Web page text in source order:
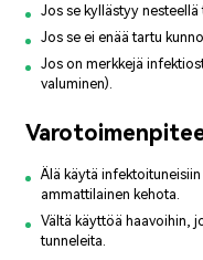
Jos se kyllästyy nesteellä
Jos se ei enää tartu
Jos on merkkejä
valuminen).
Älä käytä
ammattilainen kehota.
Vältä käyttöä haavoihin,
tunneleita.